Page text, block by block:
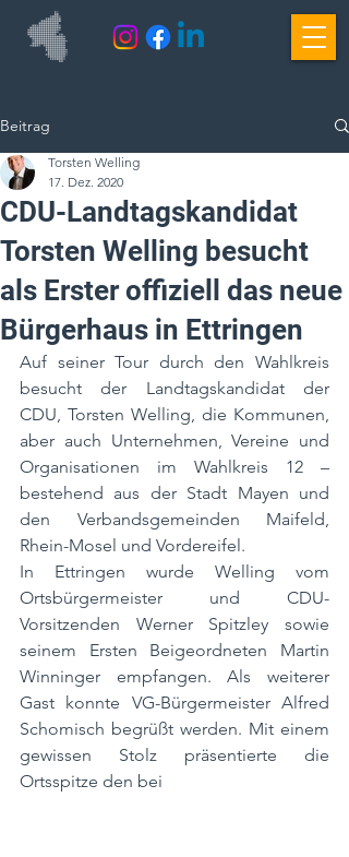
Beitrag
CDU-Landtagskandidat
Torsten Welling besucht
als Erster offiziell das neue
Bürgerhaus in Ettringen
Torsten Welling
17. Dez. 2020
Auf seiner Tour durch den Wahlkreis
besucht der Landtagskandidat der
CDU, Torsten Welling, die Kommunen,
aber auch Unternehmen, Vereine und
Organisationen im Wahlkreis 12 –
bestehend aus der Stadt Mayen und
den Verbandsgemeinden Maifeld,
Rhein-Mosel und Vordereifel.
In Ettringen wurde Welling vom
Ortsbürgermeister und CDU-
Vorsitzenden Werner Spitzley sowie
seinem Ersten Beigeordneten Martin
Winninger empfangen. Als weiterer
Gast konnte VG-Bürgermeister Alfred
Schomisch begrüßt werden. Mit einem
gewissen Stolz präsentierte die
Ortsspitze den bei